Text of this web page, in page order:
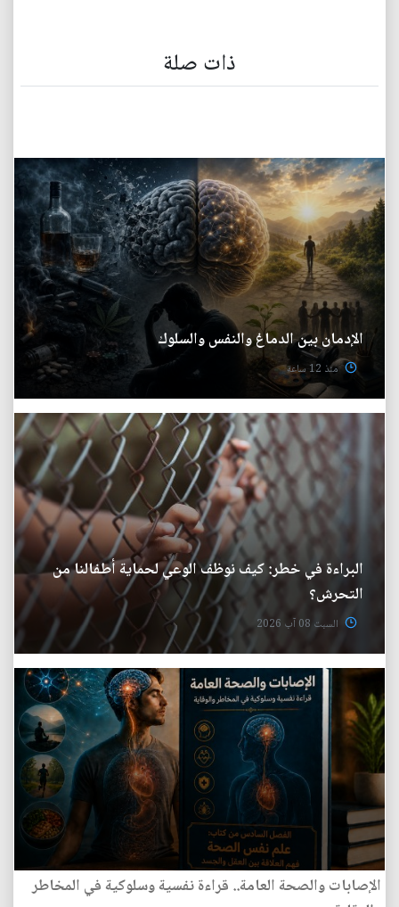
ذات صلة
الإدمان بين الدماغ والنفس والسلوك
منذ 12 ساعة
البراءة في خطر: كيف نوظف الوعي لحماية أطفالنا من
التحرش؟
السبت 08 آب 2026
الإصابات والصحة العامة.. قراءة نفسية وسلوكية في المخاطر